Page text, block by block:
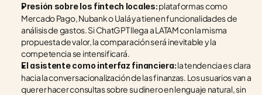
Presión sobre los fintech locales: plataformas como
Mercado Pago, Nubank o Ualá ya tienen funcionalidades de
análisis de gastos. Si ChatGPT llega a LATAM con la misma
propuesta de valor, la comparación será inevitable y la
competencia se intensificará.
El asistente como interfaz financiera: la tendencia es clara
hacia la conversacionalización de las finanzas. Los usuarios van a
querer hacer consultas sobre su dinero en lenguaje natural, sin